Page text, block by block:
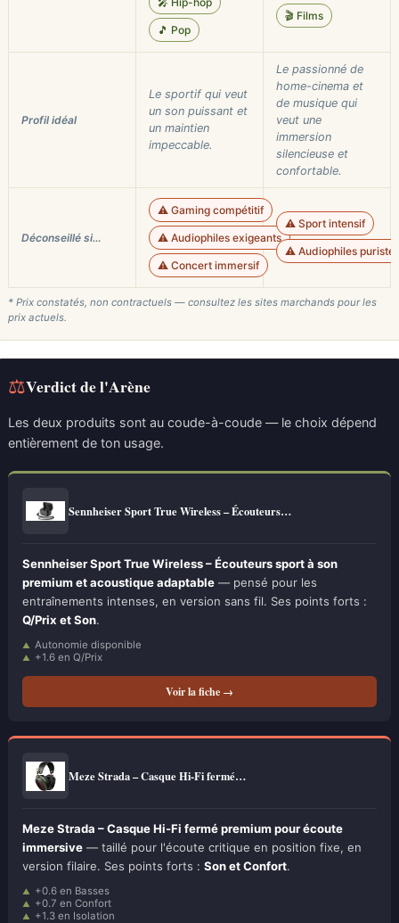
🎵 Pop
🎬 Films
Profil idéal
Le sportif qui veut
un son puissant et
un maintien
impeccable.
Le passionné de
home-cinema et
de musique qui
veut une
immersion
silencieuse et
confortable.
Déconseillé si…
⚠️ Gaming compétitif
⚠️ Audiophiles exigeants
⚠️ Concert immersif
⚠️ Sport intensif
⚠️ Audiophiles
* Prix constatés, non contractuels — consultez les sites marchands pour les
prix actuels.
⚖Verdict de l'Arène
Les deux produits sont au coude-à-coude — le choix dépend
entièrement de ton usage.
Sennheiser Sport True Wireless – Écouteurs…
Sennheiser Sport True Wireless – Écouteurs sport à son
premium et acoustique adaptable — pensé pour les
entraînements intenses, en version sans fil. Ses points forts :
Q/Prix et Son.
Autonomie disponible
+1.6 en Q/Prix
Voir la fiche →
Meze Strada – Casque Hi-Fi fermé…
Meze Strada – Casque Hi-Fi fermé premium pour écoute
immersive — taillé pour l'écoute critique en position fixe, en
version filaire. Ses points forts : Son et Confort.
+0.6 en Basses
+0.7 en Confort
+1.3 en Isolation